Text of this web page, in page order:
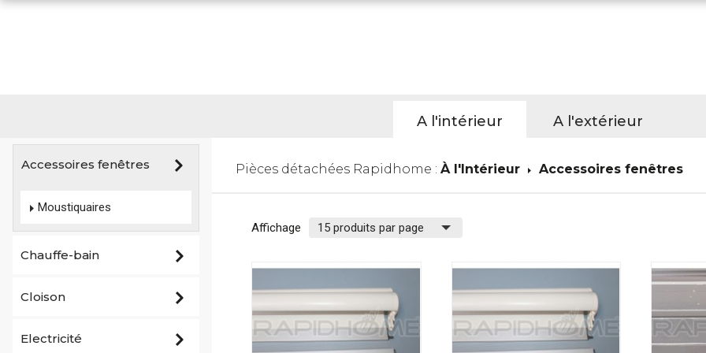
A l'intérieur A l'extérieur
Accessoires fenêtres
Moustiquaires
Chauffe-bain
Cloison
Electricité
Pièces détachées Rapidhome : À l'Intérieur Accessoires fenêtres
Affichage